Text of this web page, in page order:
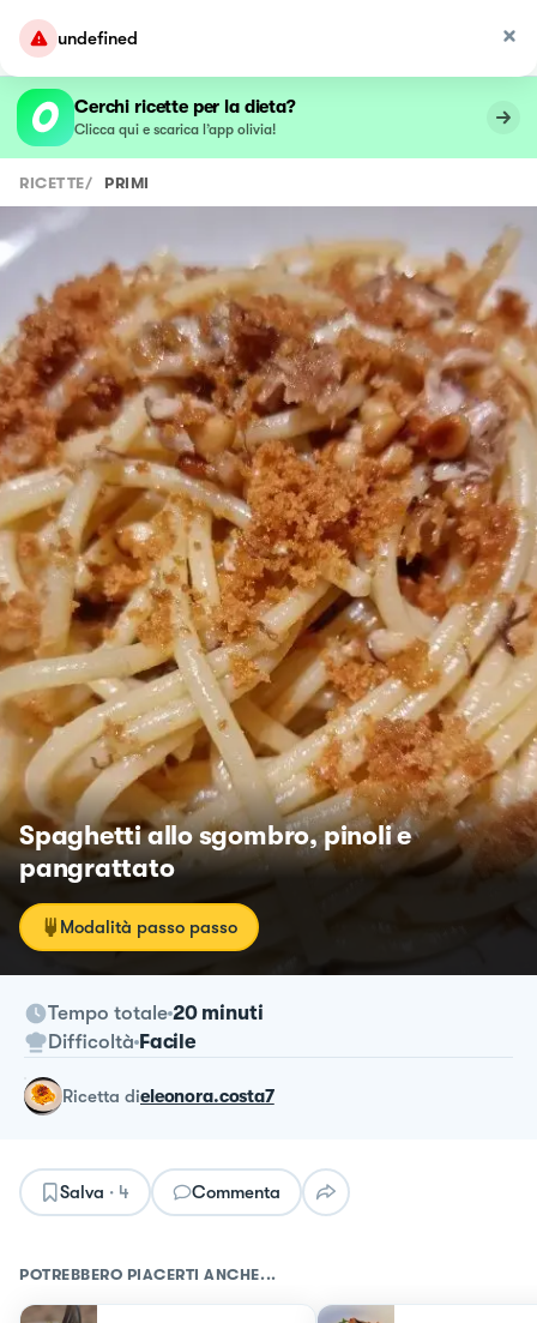
undefined
Cerchi ricette per la dieta?
Clicca qui e scarica l’app olivia!
RICETTE/ PRIMI
Spaghetti allo sgombro, pinoli e
pangrattato
Modalità passo passo
Tempo totale 20 minuti
Difficoltà Facile
ricetta dieleonora.costa7
Salva · 4 Commenta
POTREBBERO PIACERTI ANCHE...